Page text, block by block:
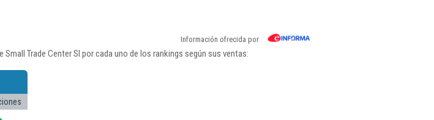
Información ofrecida por
Trade Center Sl por cada uno de los rankings según sus ventas: